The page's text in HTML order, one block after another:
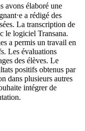
avons élaboré une
a rédigé des
La transcription de
le logiciel Transana.
a permis un travail en
Les évaluations
des élèves. Le
positifs obtenus par
dans plusieurs autres
intégrer de